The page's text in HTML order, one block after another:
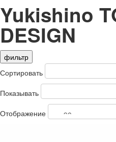
Yukishino
DESIGN
фильтр
Сортировать
Показывать
Отображение